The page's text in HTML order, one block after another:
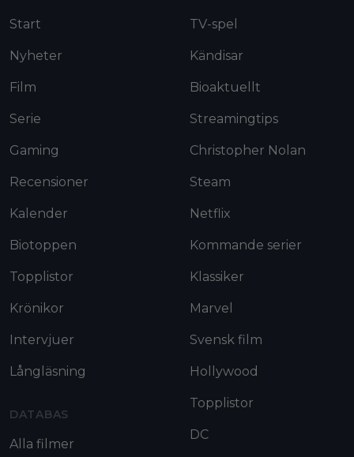
Start
Nyheter
Film
Serie
Gaming
Recensioner
Kalender
Biotoppen
Topplistor
Krönikor
Intervjuer
Långläsning
DATABAS
Alla filmer
TV-spel
Kändisar
Bioaktuellt
Streamingtips
Christopher Nolan
Steam
Netflix
Kommande serier
Klassiker
Marvel
Svensk film
Hollywood
Topplistor
DC